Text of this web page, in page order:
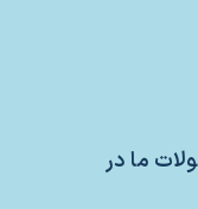
ما در